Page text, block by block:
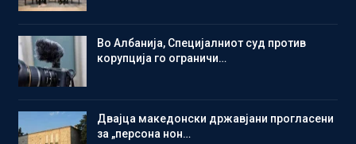
Во Албанија, Специјалниот суд против
корупција го ограничи…
Двајца македонски државјани прогласени
за „персона нон…